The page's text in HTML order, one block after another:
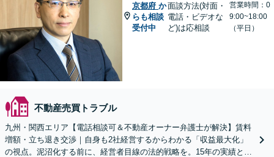
京都府 か
らも相談
受付中
面談方法(対面・
電話・ビデオな
ど)は応相談
営業時間：0
9:00~18:00
（平日）
不動産売買トラブル
九州・関西エリア【電話相談可＆不動産オーナー弁護士が解決】賃料
増額・立ち退き交渉｜自身も2社経営するからわかる「収益最大化」
の視点。泥沼化する前に、経営者目線の法的戦略を。15年の実績と専